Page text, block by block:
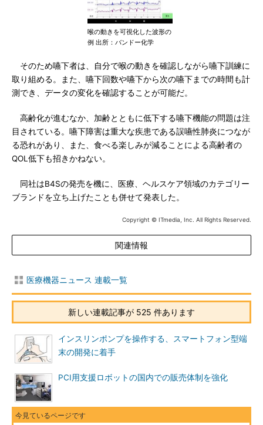
喉の動きを可視化した波形の
例 出所：バンドー化学
そのため嚥下者は、自分で喉の動きを確認しながら嚥下訓練に
取り組める。また、嚥下回数や嚥下から次の嚥下までの時間も計
測でき、データの変化を確認することが可能だ。
高齢化が進むなか、加齢とともに低下する嚥下機能の問題は注
目されている。嚥下障害は重大な疾患である誤嚥性肺炎につなが
る恐れがあり、また、食べる楽しみが減ることによる高齢者の
QOL低下も招きかねない。
同社はB4Sの発売を機に、医療、ヘルスケア領域のカテゴリー
ブランドを立ち上げたことも併せて発表した。
Copyright © ITmedia, Inc. All Rights Reserved.
関連情報
医療機器ニュース 連載一覧
新しい連載記事が 525 件あります
インスリンポンプを操作する、スマートフォン型端
末の開発に着手
PCI用支援ロボットの国内での販売体制を強化